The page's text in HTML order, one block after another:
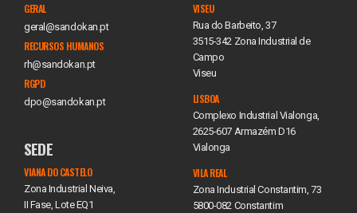
GERAL
geral@sandokan.pt
RECURSOS HUMANOS
rh@sandokan.pt
RGPD
dpo@sandokan.pt
SEDE
VIANA DO CASTELO
Zona Industrial Neiva,
II Fase, Lote EQ1
VISEU
Rua do Barbeito, 37
3515-342 Zona Industrial de
Campo
Viseu
LISBOA
Complexo Industrial Vialonga,
2625-607 Armazém D16
Vialonga
VILA REAL
Zona Industrial Constantim, 73
5800-082 Constantim